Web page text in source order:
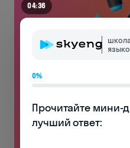
Без воды и духоты:
лексика и много
04:30
0%
Прочитайте мини-
лучший ответ: